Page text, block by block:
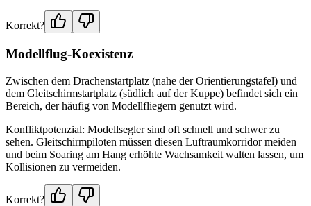
Korrekt?
Modellflug-Koexistenz
Zwischen dem Drachenstartplatz (nahe der Orientierungstafel) und
dem Gleitschirmstartplatz (südlich auf der Kuppe) befindet sich ein
Bereich, der häufig von Modellfliegern genutzt wird.
Konfliktpotenzial: Modellsegler sind oft schnell und schwer zu
sehen. Gleitschirmpiloten müssen diesen Luftraumkorridor meiden
und beim Soaring am Hang erhöhte Wachsamkeit walten lassen, um
Kollisionen zu vermeiden.
Korrekt?